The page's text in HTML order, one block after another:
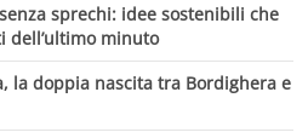
sprechi: idee sostenibili che
dell’ultimo minuto
la doppia nascita tra Bordighera e